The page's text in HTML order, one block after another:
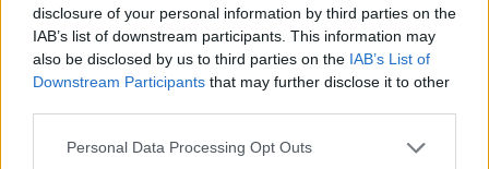
disclosure of your personal information by third parties on the
IAB’s list of downstream participants. This information may
also be disclosed by us to third parties on the IAB’s List of
Downstream Participants that may further disclose it to other
Please note that this website/app uses one or more Google
Personal Data Processing Opt Outs